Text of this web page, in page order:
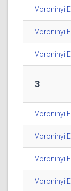
Voroninyi
Voroninyi
Voroninyi
3
Voroninyi
Voroninyi
Voroninyi
Voroninyi